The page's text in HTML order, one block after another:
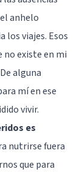
anhelo
los viajes. Esos
no existe en mi
alguna
mí en ese
vivir.
es
nutrirse fuera
que para